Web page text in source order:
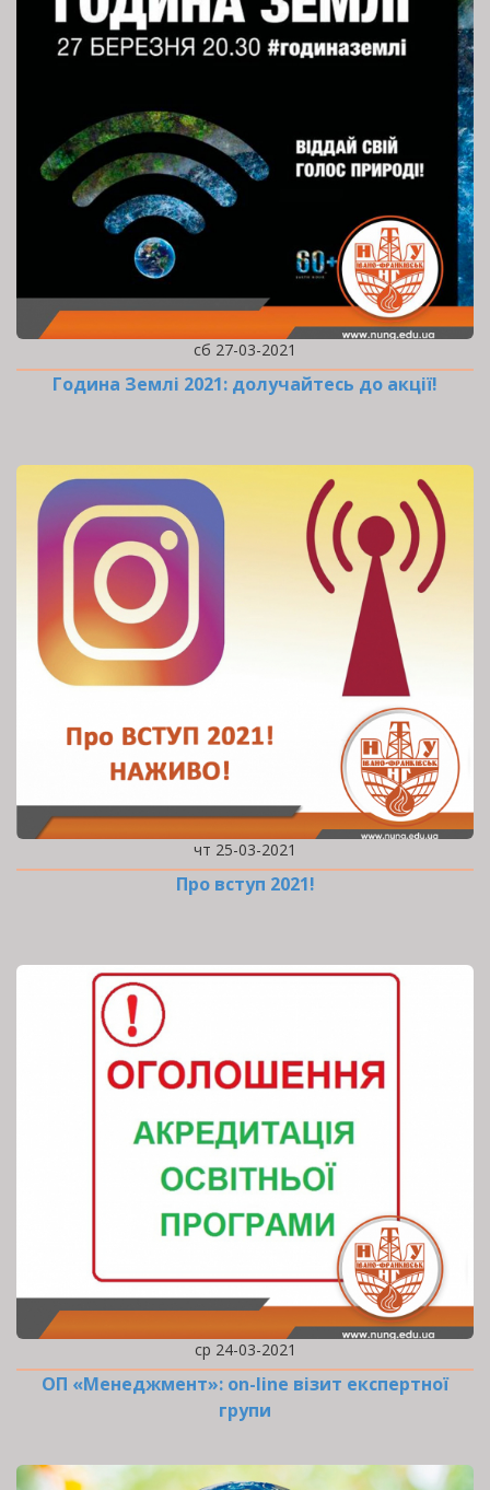
сб 27-03-2021
Година Землі 2021: долучайтесь до акції!
чт 25-03-2021
Про вступ 2021!
ср 24-03-2021
ОП «Менеджмент»: оn-line візит експертної
групи